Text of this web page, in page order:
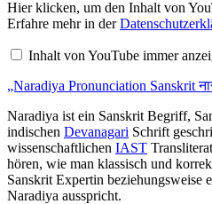
„Naradiya
Pronunciation
Sanskrit
Nāradīya“
YouTube
Hier klicken, um den Inhalt von
Erfahre mehr in der
Inhalt von YouTube immer
„Naradiya Pronunciation Sanskrit
Naradiya ist ein Sanskrit Begriff,
indischen Devanagari Schrift
wissenschaftlichen IAST
hören, wie man klassisch und
Sanskrit Expertin beziehungsweise
Naradiya ausspricht.